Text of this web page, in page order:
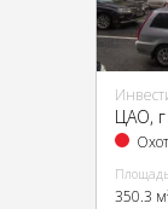
ЦАО, г
350.3